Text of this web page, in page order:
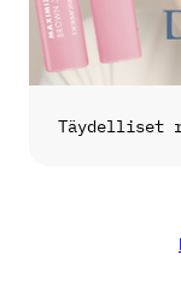
Täydelliset